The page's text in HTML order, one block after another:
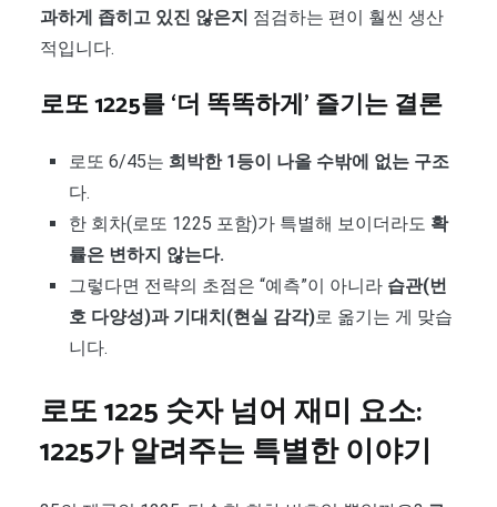
과하게 좁히고 있진 않은지 점검하는 편이 훨씬 생산
적입니다.
로또 1225를 ‘더 똑똑하게’ 즐기는 결론
로또 6/45는 희박한 1등이 나올 수밖에 없는 구조
다.
한 회차(로또 1225 포함)가 특별해 보이더라도 확
률은 변하지 않는다.
그렇다면 전략의 초점은 “예측”이 아니라 습관(번
호 다양성)과 기대치(현실 감각)로 옮기는 게 맞습
니다.
로또 1225 숫자 넘어 재미 요소:
1225가 알려주는 특별한 이야기